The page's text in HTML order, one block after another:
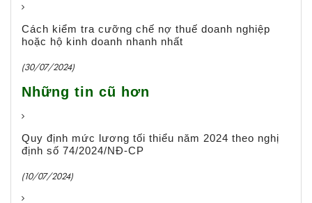
Cách kiểm tra cưỡng chế nợ thuế doanh nghiệp
hoặc hộ kinh doanh nhanh nhất
(30/07/2024)
Những tin cũ hơn
Quy định mức lương tối thiểu năm 2024 theo nghị
định số 74/2024/NĐ-CP
(10/07/2024)